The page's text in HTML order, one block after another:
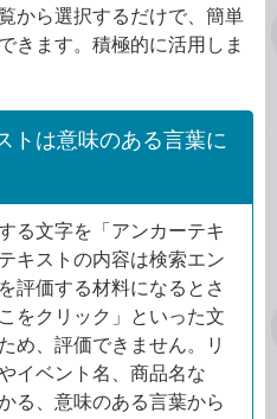
から選択するだけで、簡単
きます。積極的に活用しま
トは意味のある言葉に
る文字を「アンカーテキ
キストの内容は検索エン
評価する材料になるとさ
をクリック」といった文
め、評価できません。リ
イベント名、商品名な
る、意味のある言葉から